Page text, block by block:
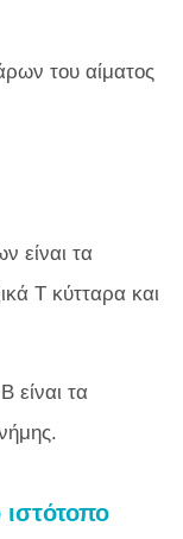
του αίματος
είναι τα
Τ κύτταρα και
είναι τα